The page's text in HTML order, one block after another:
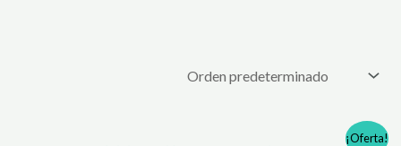
¡Oferta!